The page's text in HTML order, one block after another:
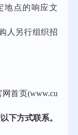
地点的响应文
人另行组织招
网首页(www.cu
下方式联系。